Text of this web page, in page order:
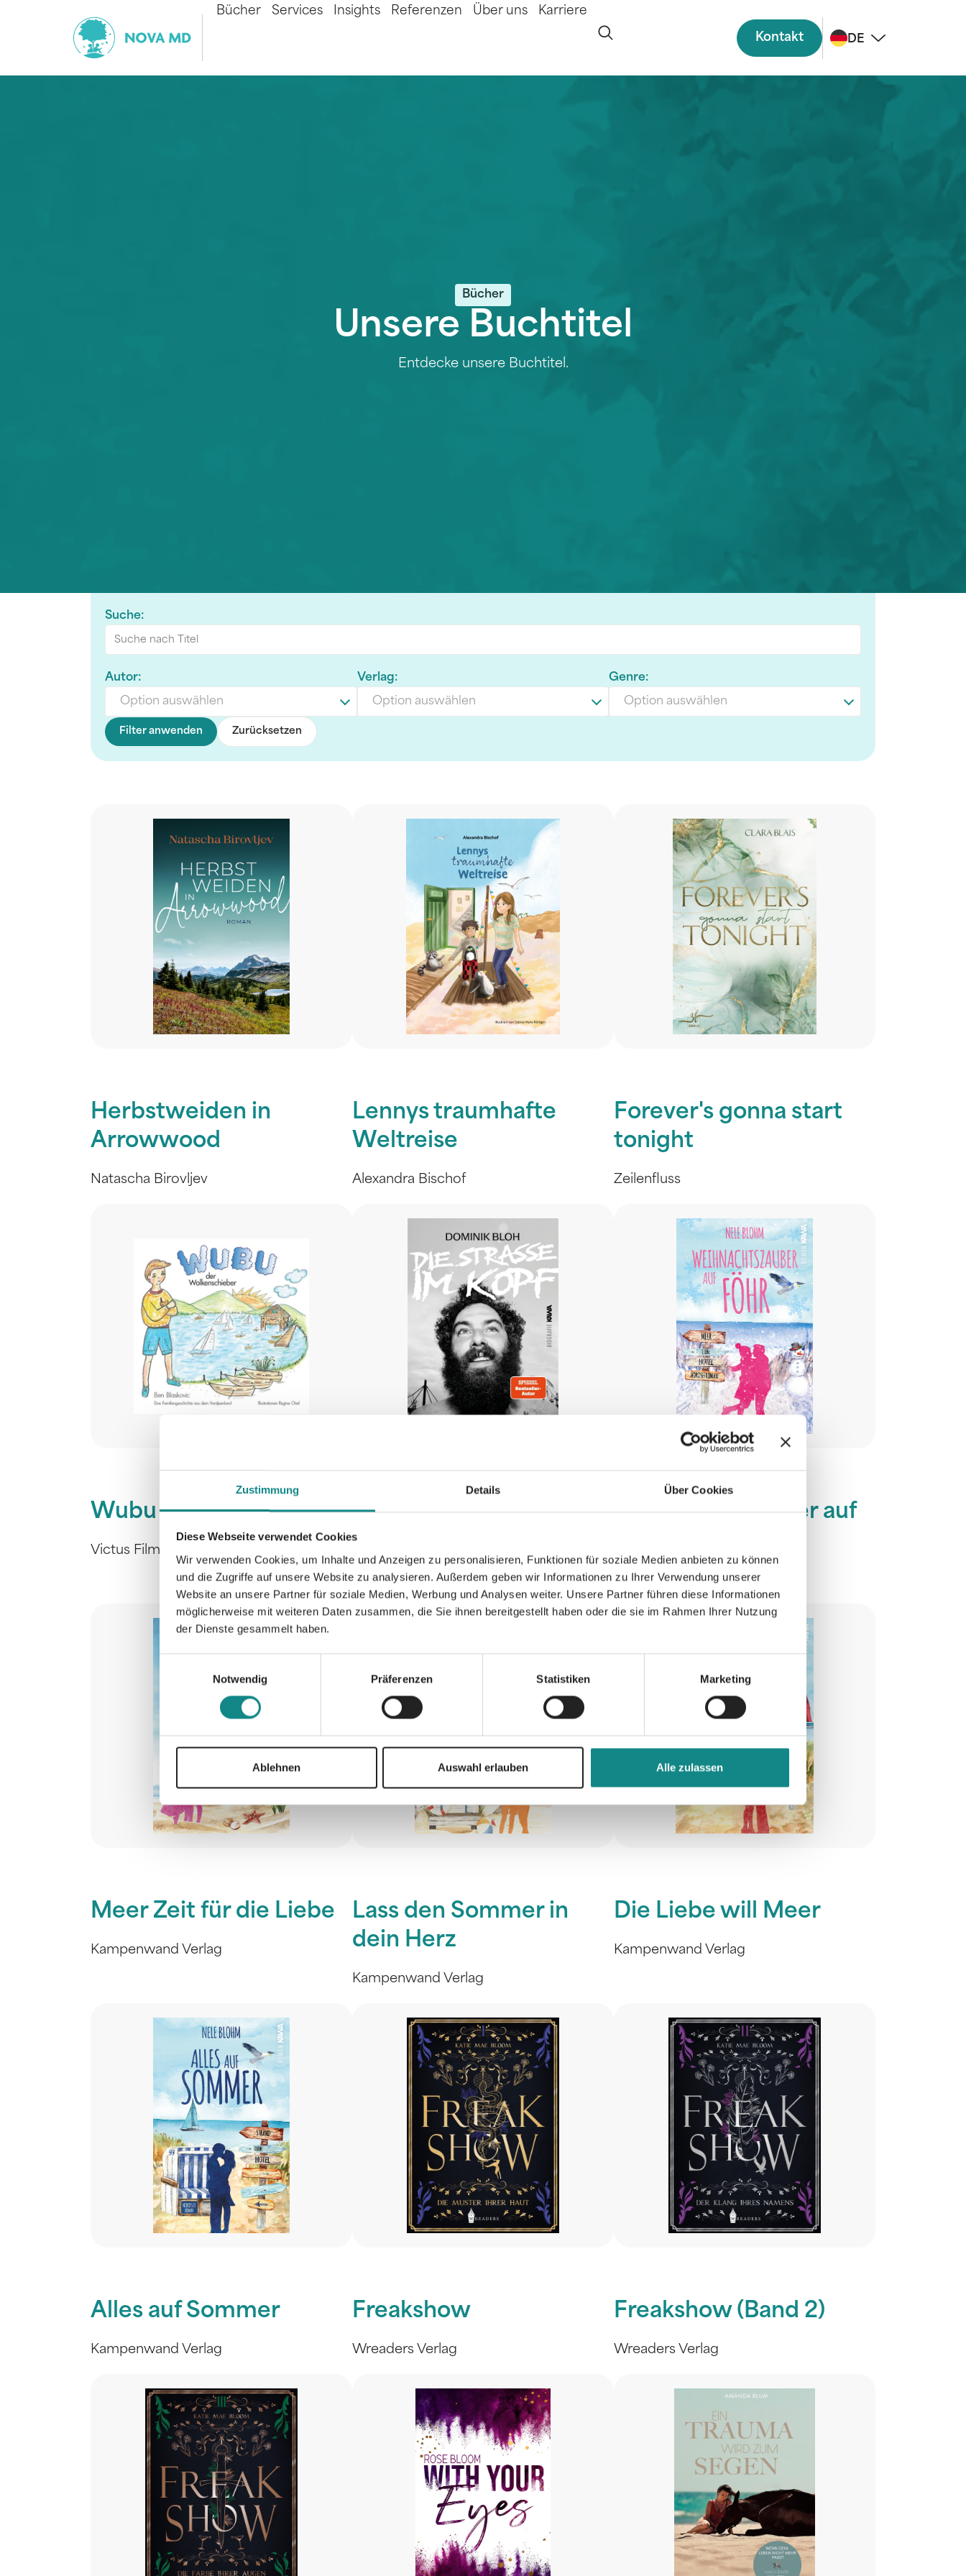
Zustimmung Details Über Cookies
Diese Webseite verwendet Cookies
Wir verwenden Cookies, um Inhalte und Anzeigen zu personalisieren, Funktionen für soziale Medien anbieten zu können
und die Zugriffe auf unsere Website zu analysieren. Außerdem geben wir Informationen zu Ihrer Verwendung unserer
Website an unsere Partner für soziale Medien, Werbung und Analysen weiter. Unsere Partner führen diese Informationen
möglicherweise mit weiteren Daten zusammen, die Sie ihnen bereitgestellt haben oder die sie im Rahmen Ihrer Nutzung
der Dienste gesammelt haben.
Notwendig
Präferenzen Statistiken Marketing
Ablehnen Auswahl erlauben Alle zulassen
Bücher Services Insights Referenzen Über uns Karriere
Kontakt DE
Bücher
Unsere Buchtitel
Entdecke unsere Buchtitel.
Suche:
Autor:
Option auswählen
Verlag:
Option auswählen
Genre:
Option auswählen
Filter anwenden Zurücksetzen
Herbstweiden in
Arrowwood
Natascha Birovljev
Lennys traumhafte
Weltreise
Alexandra Bischof
Forever's gonna start
tonight
Zeilenfluss
Wubu Wolkenschieber
Victus Films GmbH
Die Straße im Kopf
Weihnachtszauber auf
Kampenwand Verlag
Meer Zeit für die Liebe
Kampenwand Verlag
Lass den Sommer in
dein Herz
Kampenwand Verlag
Die Liebe will Meer
Kampenwand Verlag
Alles auf Sommer
Kampenwand Verlag
Freakshow
Wreaders Verlag
Freakshow (Band 2)
Wreaders Verlag